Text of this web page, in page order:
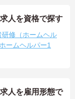
人を資格で探す
修（ホームヘル
ームヘルパー1
人を雇用形態で